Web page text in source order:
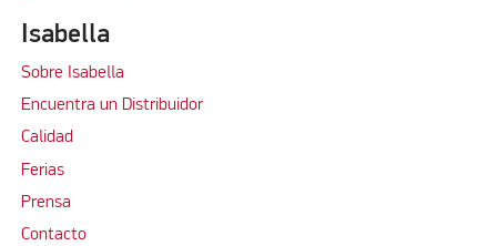
Isabella
Sobre Isabella
Encuentra un Distribuidor
Calidad
Ferias
Prensa
Contacto